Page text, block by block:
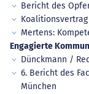
Bericht des
Mertens:
Engagierte
Dünckmann /
6. Bericht des
München